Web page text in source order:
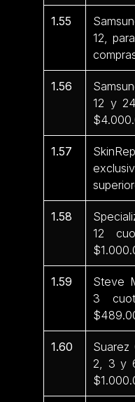
1.55
12,
1.56
12 y
1.57
1.58
12
1.59
Steve
3
1.60
Suarez
2, 3 y